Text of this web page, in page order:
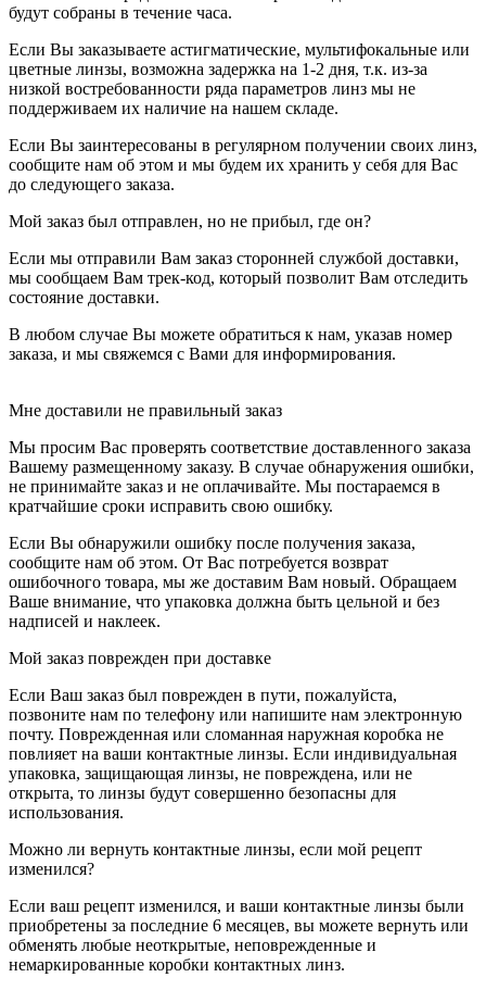
будут собраны в течение часа.
Если Вы заказываете астигматические, мультифокальные или
цветные линзы, возможна задержка на 1-2 дня, т.к. из-за
низкой востребованности ряда параметров линз мы не
поддерживаем их наличие на нашем складе.
Если Вы заинтересованы в регулярном получении своих линз,
сообщите нам об этом и мы будем их хранить у себя для Вас
до следующего заказа.
Мой заказ был отправлен, но не прибыл, где он?
Если мы отправили Вам заказ сторонней службой доставки,
мы сообщаем Вам трек-код, который позволит Вам отследить
состояние доставки.
В любом случае Вы можете обратиться к нам, указав номер
заказа, и мы свяжемся с Вами для информирования.
Мне доставили не правильный заказ
Мы просим Вас проверять соответствие доставленного заказа
Вашему размещенному заказу. В случае обнаружения ошибки,
не принимайте заказ и не оплачивайте. Мы постараемся в
кратчайшие сроки исправить свою ошибку.
Если Вы обнаружили ошибку после получения заказа,
сообщите нам об этом. От Вас потребуется возврат
ошибочного товара, мы же доставим Вам новый. Обращаем
Ваше внимание, что упаковка должна быть цельной и без
надписей и наклеек.
Мой заказ поврежден при доставке
Если Ваш заказ был поврежден в пути, пожалуйста,
позвоните нам по телефону или напишите нам электронную
почту. Поврежденная или сломанная наружная коробка не
повлияет на ваши контактные линзы. Если индивидуальная
упаковка, защищающая линзы, не повреждена, или не
открыта, то линзы будут совершенно безопасны для
использования.
Можно ли вернуть контактные линзы, если мой рецепт
изменился?
Если ваш рецепт изменился, и ваши контактные линзы были
приобретены за последние 6 месяцев, вы можете вернуть или
обменять любые неоткрытые, неповрежденные и
немаркированные коробки контактных линз.